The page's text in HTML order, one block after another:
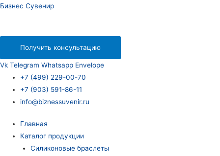
Бизнес Сувенир
Получить консультацию
Vk Telegram Whatsapp Envelope
+7 (499) 229-00-70
+7 (903) 591-86-11
info@biznessuvenir.ru
Главная
Каталог продукции
Силиконовые браслеты